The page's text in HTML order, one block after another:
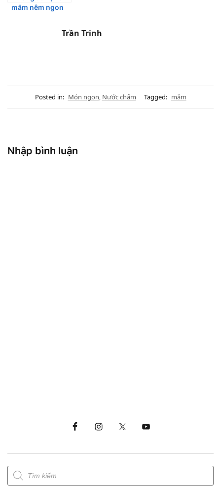
mắm nêm ngon
Trần Trinh
Posted in: Món ngon, Nước chấm Tagged: mắm
Nhập bình luận